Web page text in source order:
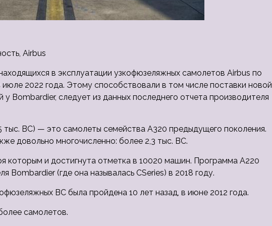
Airbus
в эксплуатации узкофюзеляжных самолетов Airbus по
2022 года. Этому способствовали в том числе поставки новой
Bombardier, следует из данных последнего отчета производителя
тыс. ВС) — это самолеты семейства А320 предыдущего поколения.
довольно многочисленно: более 2,3 тыс. ВС.
которым и достигнута отметка в 10020 машин. Программа А220
Bombardier (где она называлась CSeries) в 2018 году.
ВС была пройдена 10 лет назад, в июне 2012 года.
самолетов.